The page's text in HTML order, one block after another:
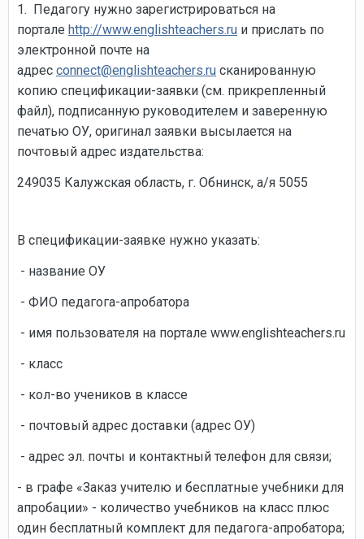
1. Педагогу нужно зарегистрироваться на
портале http://www.englishteachers.ru и прислать по
электронной почте на
адрес connect@englishteachers.ru сканированную
копию спецификации-заявки (см. прикрепленный
файл), подписанную руководителем и заверенную
печатью ОУ, оригинал заявки высылается на
почтовый адрес издательства:
249035 Калужская область, г. Обнинск, а/я 5055
В спецификации-заявке нужно указать:
- название ОУ
- ФИО педагога-апробатора
- имя пользователя на портале www.englishteachers.ru
- класс
- кол-во учеников в классе
- почтовый адрес доставки (адрес ОУ)
- адрес эл. почты и контактный телефон для связи;
- в графе «Заказ учителю и бесплатные учебники для
апробации» - количество учебников на класс плюс
один бесплатный комплект для педагога-апробатора;